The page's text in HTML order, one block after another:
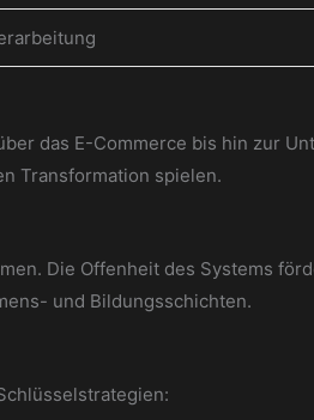
das E-Commerce bis hin zur
Transformation spielen.
Die Offenheit des Systems
und Bildungsschichten.